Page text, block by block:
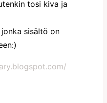
tosi kiva ja
sisältö on